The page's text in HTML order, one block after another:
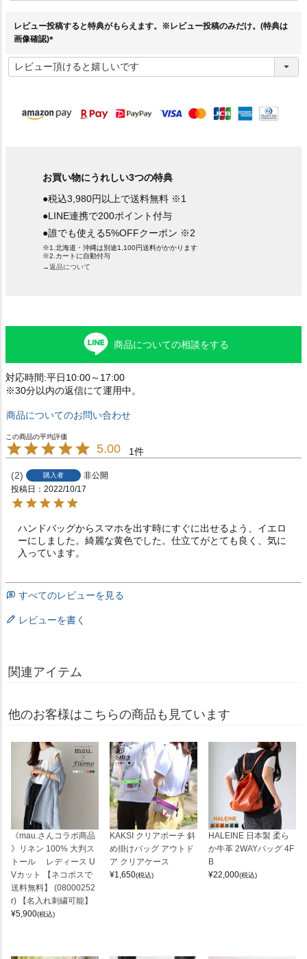
須
レビュー投稿すると特典がもらえます。※レビュー投稿のみだけ。(特典は
画像確認)
必
須
お買い物にうれしい3つの特典
●税込3,980円以上で送料無料 ※1
●LINE連携で200ポイント付与
●誰でも使える5%OFFクーポン ※2
※1.北海道・沖縄は別途1,100円送料がかかります
※2.カートに自動付与
→返品について
商品についての相談をする
対応時間:平日10:00～17:00
※30分以内の返信にて運用中。
商品についてのお問い合わせ
5.00 1
2 購入者
非公開
投稿日
2022/10/17
ハンドバッグからスマホを出す時にすぐに出せるよう、イエロ
ーにしました。綺麗な黄色でした。仕立てがとても良く、気に
入っています。
すべてのレビューを見る
レビューを書く
関連アイテム
他のお客様はこちらの商品も見ています
《mau.さんコラボ商品
》リネン 100% 大判ス
トール レディース U
Vカット 【ネコポスで
送料無料】 (08000252
r) 【名入れ刺繍可能】
¥5,900(税込)
KAKSI クリアポーチ 斜
め掛けバッグ アウトド
ア クリアケース
¥1,650(税込)
HALEINE 日本製 柔ら
か牛革 2WAYバッグ 4F
B
¥22,000(税込)